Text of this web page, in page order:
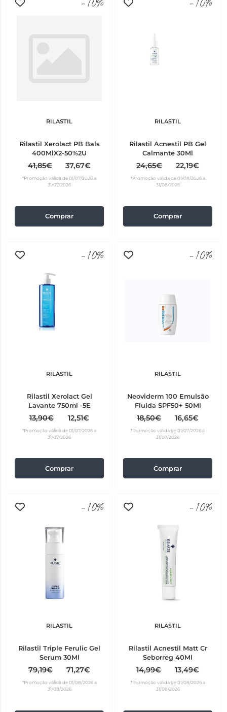
RILASTIL
Rilastil Xerolact PB Bals
400MlX2-50%2U
41,85€ 37,67€
*Promoção válida de 01/07/2026 a
31/07/2026
Comprar
RILASTIL
Rilastil Acnestil PB Gel
Calmante 30Ml
24,65€ 22,19€
*Promoção válida de 01/08/2026 a
31/08/2026
Comprar
-10%
RILASTIL
Rilastil Xerolact Gel
Lavante 750ml -5E
13,90€ 12,51€
*Promoção válida de 01/07/2026 a
31/07/2026
Comprar
-10%
RILASTIL
Neoviderm 100 Emulsão
Fluida SPF50+ 50Ml
18,50€ 16,65€
*Promoção válida de 01/07/2026 a
31/07/2026
Comprar
-10%
RILASTIL
Rilastil Triple Ferulic Gel
Serum 30Ml
79,19€ 71,27€
*Promoção válida de 01/08/2026 a
31/08/2026
-10%
RILASTIL
Rilastil Acnestil Matt Cr
Seborreg 40Ml
14,99€ 13,49€
*Promoção válida de 01/08/2026 a
31/08/2026